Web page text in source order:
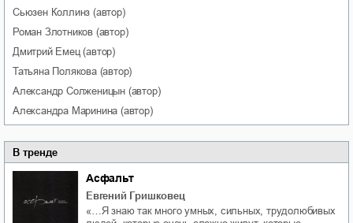
Сьюзен Коллинз (автор)
Роман Злотников (автор)
Дмитрий Емец(автор)
Татьяна Полякова(автор)
Александр Солженицын (автор)
Александра Маринина (автор)
В тренде
Асфальт
Евгений Гришковец
«…Я знаю так много умных, сильных, трудолюбивых